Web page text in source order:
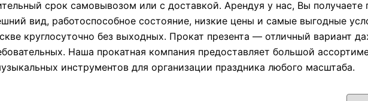
срок самовывозом или с доставкой. Арендуя у нас, Вы получаете
вид, работоспособное состояние, низкие цены и самые выгодные
круглосуточно без выходных. Прокат презента — отличный вариант
Наша прокатная компания предоставляет большой
инструментов для организации праздника любого масштаба.